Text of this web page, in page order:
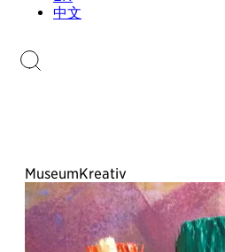
中文
MuseumKreativ